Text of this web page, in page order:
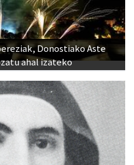
Donostiako Aste
ahal izateko